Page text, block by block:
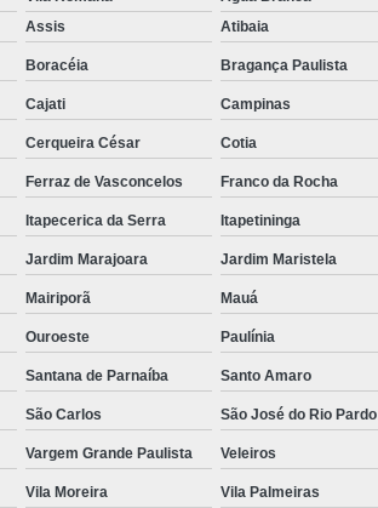
Toalha de Banho Fio Penteado
de Toalha de Banho Algodão
Locação de Toalha de Banho Grande
Aluguel de Toalha de Pedicure
Locação de Toalha de Manicure
Locação de Toalha Manicure Pedicure
de Toalha para Manicure e Pedicure
de Toalha para Pedicure e Manicure
Grande São Paulo
Locação de Toalha Banho e Rosto
Assis Atibaia
Boracéia Bragança Paulista
Cajati Campinas
Cerqueira César Cotia
Ferraz de Vasconcelos Franco da Rocha
Itapecerica da Serra Itapetininga
Jardim Marajoara Jardim Maristela
Mairiporã Mauá
Ouroeste Paulínia
Santana de Parnaíba Santo Amaro
São Carlos São José do Rio Pardo
Vargem Grande Paulista Veleiros
Vila Moreira Vila Palmeiras